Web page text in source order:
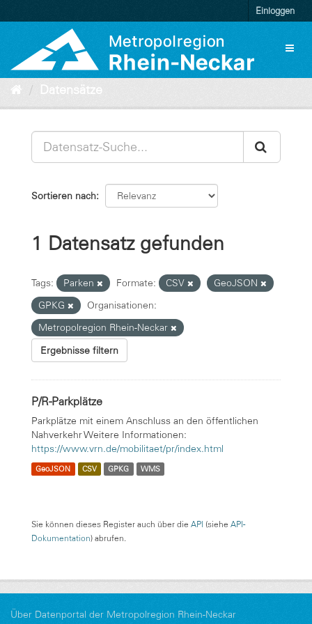
zum
Einloggen
Datensätze
Sortieren nach
1 Datensatz gefunden
Tags: Parken Formate: CSV
GeoJSON
GPKG
Organisationen:
Metropolregion Rhein-Neckar
Ergebnisse filtern
P/R-Parkplätze
Parkplätze mit einem Anschluss an den öffentlichen
Nahverkehr Weitere Informationen:
https://www.vrn.de/mobilitaet/pr/index.html
GeoJSON CSV GPKG WMS
Sie können dieses Register auch über die API (siehe API-
Dokumentation) abrufen.
Über Datenportal der Metropolregion Rhein-Neckar